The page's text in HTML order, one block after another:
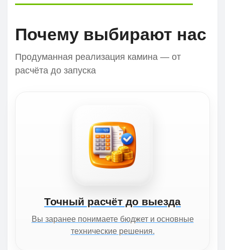
Почему выбирают нас
Продуманная реализация камина — от
расчёта до запуска
Точный расчёт до выезда
Вы заранее понимаете бюджет и основные
технические решения.